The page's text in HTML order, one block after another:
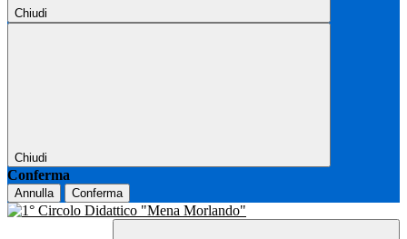
Chiudi
Chiudi
Conferma
Annulla Conferma